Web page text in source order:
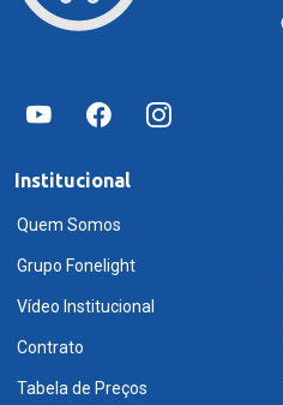
Institucional
Quem Somos
Grupo Fonelight
Vídeo Institucional
Contrato
Tabela de Preços